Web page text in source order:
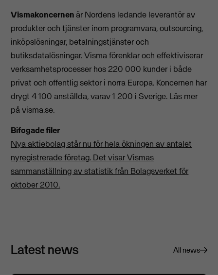
Vismakoncernenär Nordens ledande leverantör av
produkter och tjänster inom programvara, outsourcing,
inköpslösningar, betalningstjänster och
butiksdatalösningar. Visma förenklar och effektiviserar
verksamhetsprocesser hos 220 000 kunder i både
privat och offentlig sektor i norra Europa. Koncernen har
drygt 4 100 anställda, varav 1 200 i Sverige. Läs mer
på visma.se.
Bifogade filer
Nya aktiebolag står nu för hela ökningen av antalet
nyregistrerade företag. Det visar Vismas
sammanställning av statistik från Bolagsverket för
oktober 2010.
Latest news All news